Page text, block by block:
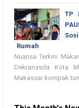
TP
Rumah
Nuansa Terkini
Dekranasda Kota
Makassar kompak